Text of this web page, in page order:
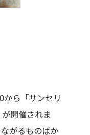
ら「サンセリ
開催されま
がるものばか